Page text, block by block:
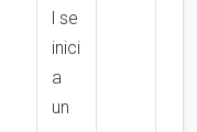
l se
inici
a
un